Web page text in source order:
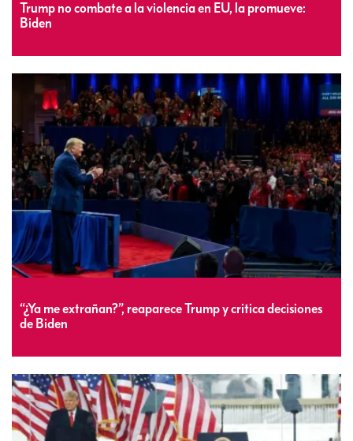
Trump no combate a la violencia en EU, la promueve:
Biden
“¿Ya me extrañan?”, reaparece Trump y critica decisiones
de Biden